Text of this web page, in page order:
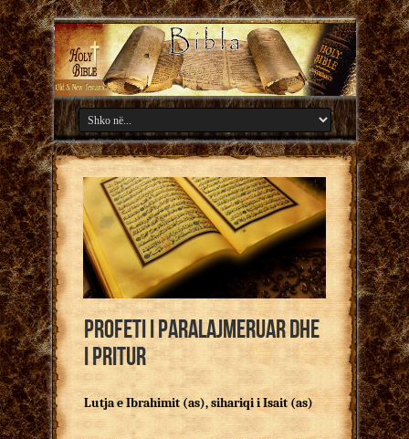
Profeti i Paralajmeruar dhe
i Pritur
Lutja e Ibrahimit (as), sihariqi i Isait (as)